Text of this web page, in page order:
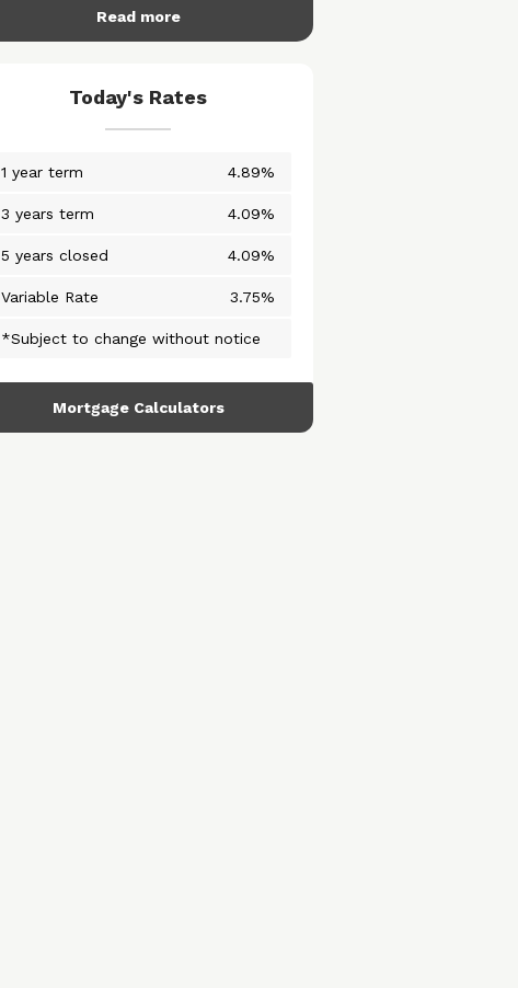
Read more
Today's Rates
1 year term 4.89%
3 years term 4.09%
5 years closed 4.09%
Variable Rate 3.75%
*Subject to change without notice
Mortgage Calculators